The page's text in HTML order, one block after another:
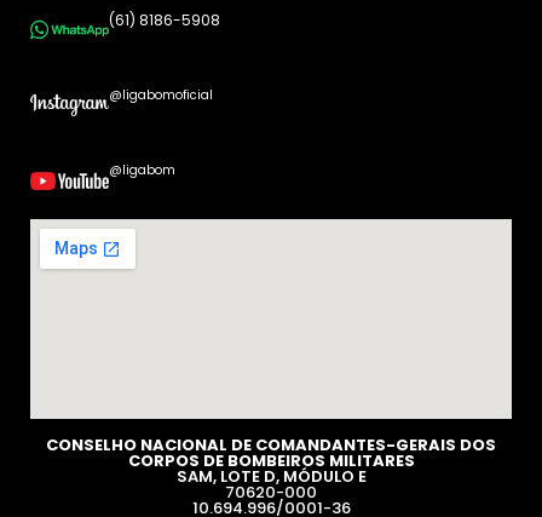
(61) 8186-5908
@ligabomoficial
@ligabom
CONSELHO NACIONAL DE COMANDANTES-GERAIS DOS
CORPOS DE BOMBEIROS MILITARES​
SAM, LOTE D, MÓDULO E
70620-000
10.694.996/0001-36